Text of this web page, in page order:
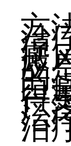
方
治
疗
癜
应
的
白
得
广
治
治